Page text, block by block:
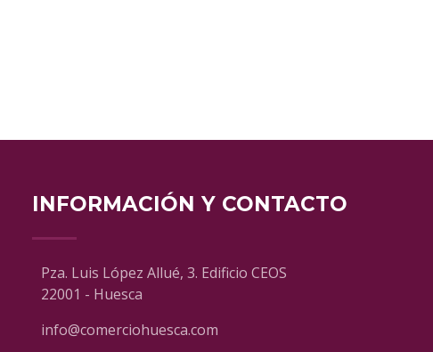
INFORMACIÓN Y CONTACTO
Pza. Luis López Allué, 3. Edificio CEOS
22001 - Huesca
info@comerciohuesca.com